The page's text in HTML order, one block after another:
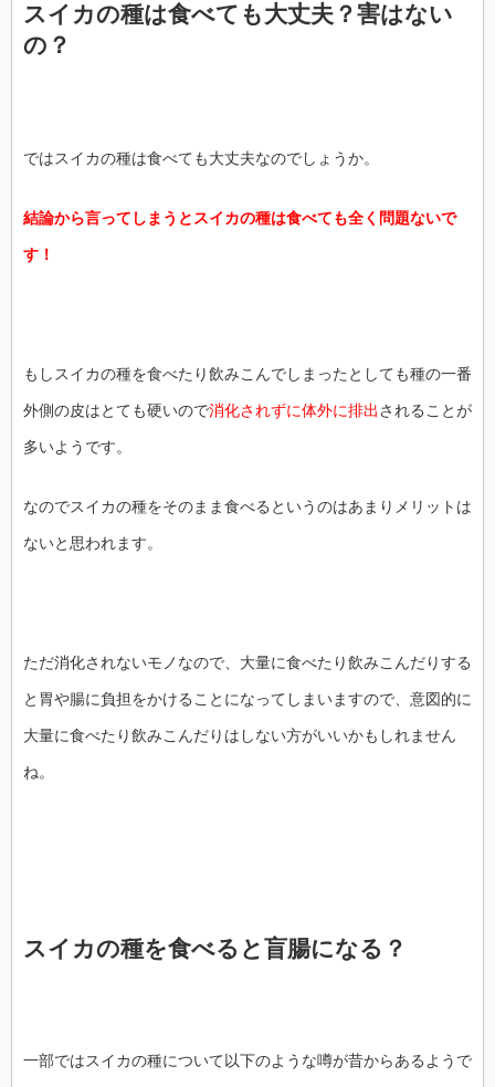
スイカの種は食べても大丈夫？害はない
の？
ではスイカの種は食べても大丈夫なのでしょうか。
結論から言ってしまうとスイカの種は食べても全く問題ないで
す！
もしスイカの種を食べたり飲みこんでしまったとしても種の一番
外側の皮はとても硬いので消化されずに体外に排出されることが
多いようです。
なのでスイカの種をそのまま食べるというのはあまりメリットは
ないと思われます。
ただ消化されないモノなので、大量に食べたり飲みこんだりする
と胃や腸に負担をかけることになってしまいますので、意図的に
大量に食べたり飲みこんだりはしない方がいいかもしれません
ね。
スイカの種を食べると盲腸になる？
一部ではスイカの種について以下のような噂が昔からあるようで